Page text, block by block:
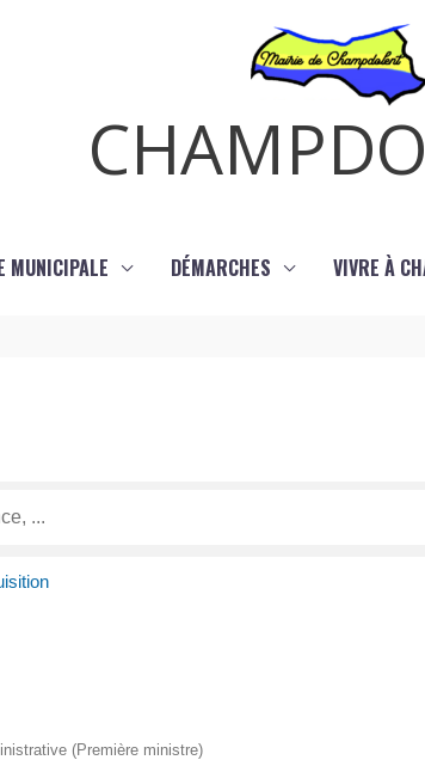
MUNICIPALE DÉMARCHES VIVRE À
(Première ministre)